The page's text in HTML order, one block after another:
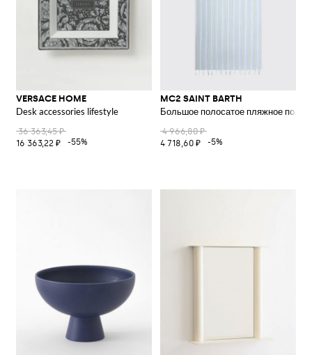
VERSACE HOME
Desk accessories lifestyle
36 363,45 ₽
16 363,22 ₽
-55%
MC2 SAINT BARTH
Большое полосатое пляжное
4 966,80 ₽
4 718,60 ₽
-5%